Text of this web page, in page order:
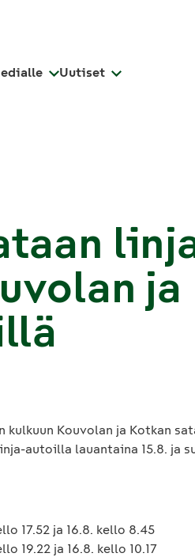
Uutiset
ja
Kouvolan ja Kotkan
autoilla lauantaina 15.8. ja
17.52 ja 16.8. kello 8.45
19.22 ja 16.8. kello 10.17